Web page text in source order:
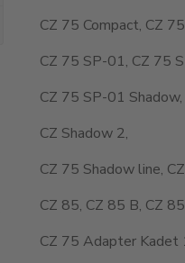
CZ 75 Compact, CZ
CZ 75 SP-01, CZ 75
CZ 75 SP-01
CZ Shadow 2,
CZ 75 Shadow line,
CZ 85, CZ 85 B, CZ
CZ 75 Adapter Kadet